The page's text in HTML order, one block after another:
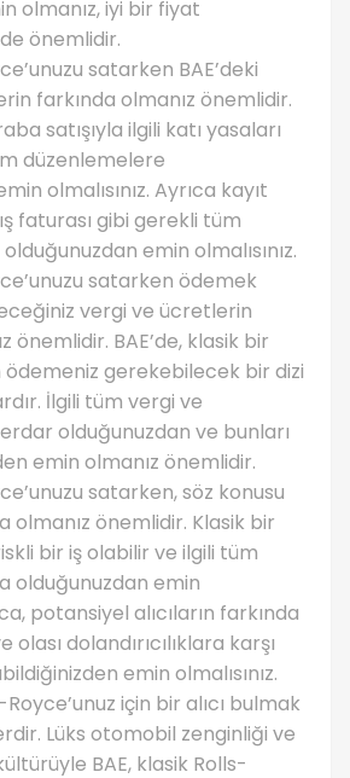
olmanız, iyi bir fiyat
önemlidir.
satarken BAE’deki
farkında olmanız önemlidir.
satışıyla ilgili katı yasaları
düzenlemelere
olmalısınız. Ayrıca kayıt
faturası gibi gerekli tüm
emin olmalısınız.
satarken ödemek
vergi ve ücretlerin
önemlidir. BAE’de, klasik bir
gerekebilecek bir dizi
İlgili tüm vergi ve
olduğunuzdan ve bunları
emin olmanız önemlidir.
satarken, söz konusu
olmanız önemlidir. Klasik bir
bir iş olabilir ve ilgili tüm
olduğunuzdan emin
potansiyel alıcıların farkında
dolandırıcılıklara karşı
emin olmalısınız.
için bir alıcı bulmak
Lüks otomobil zenginliği ve
BAE, klasik Rolls-